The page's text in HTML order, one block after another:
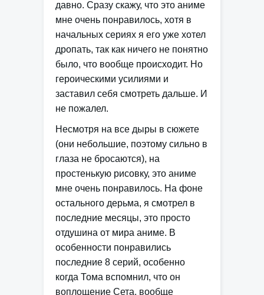
давно. Сразу скажу, что это аниме
мне очень понравилось, хотя в
начальных сериях я его уже хотел
дропать, так как ничего не понятно
было, что вообще происходит. Но
героическими усилиями и
заставил себя смотреть дальше. И
не пожалел.
Несмотря на все дыры в сюжете
(они небольшие, поэтому сильно в
глаза не бросаются), на
простенькую рисовку, это аниме
мне очень понравилось. На фоне
остального дерьма, я смотрел в
последние месяцы, это просто
отдушина от мира аниме. В
особенности понравились
последние 8 серий, особенно
когда Тома вспомнил, что он
воплощение Сета, вообще